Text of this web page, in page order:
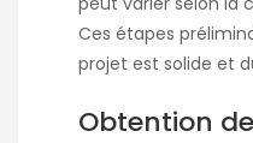
Ces étapes
projet est solide et
Obtention